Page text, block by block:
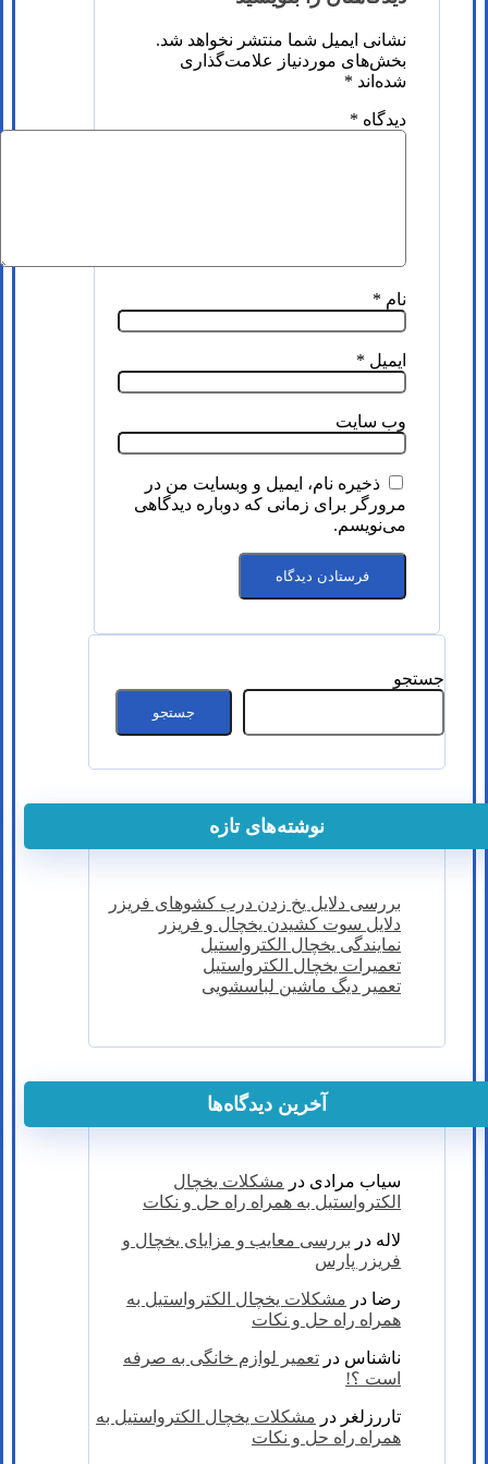
نشانی ایمیل شما منتشر نخواهد شد.
بخش‌های موردنیاز علامت‌گذاری
شده‌اند *
دیدگاه *
نام *
ایمیل *
وب‌ سایت
ذخیره نام، ایمیل و وبسایت من در
مرورگر برای زمانی که دوباره دیدگاهی
می‌نویسم.
جستجو
جستجو
نوشته‌های تازه
بررسی دلایل یخ زدن درب کشوهای فریزر
دلایل سوت کشیدن یخچال و فریزر
نمایندگی یخچال الکترواستیل
تعمیرات یخچال الکترواستیل
تعمیر دیگ ماشین لباسشویی
آخرین دیدگاه‌ها
سیاب مرادی در مشکلات یخچال
الکترواستیل به همراه راه حل و نکات
لاله در بررسی معایب و مزایای یخچال و
فریزر پارس
رضا در مشکلات یخچال الکترواستیل به
همراه راه حل و نکات
ناشناس در تعمیر لوازم خانگی به صرفه
است ؟!
تاررزلغر در مشکلات یخچال الکترواستیل به
همراه راه حل و نکات